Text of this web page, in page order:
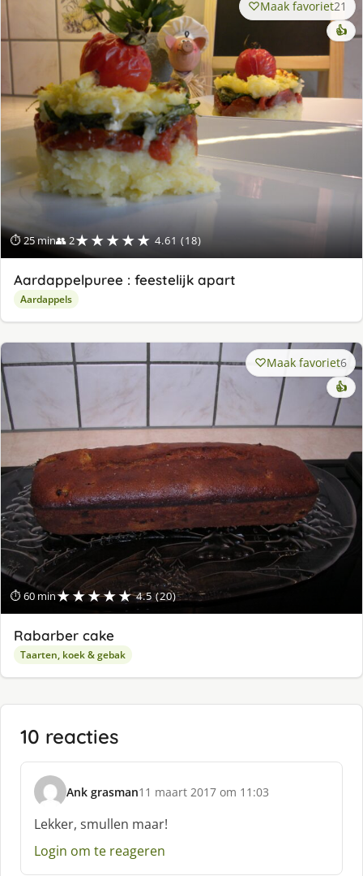
⏱ 25 min👥 2★★★★★ 4.61 (18)
Maak favoriet21
👍
Aardappelpuree : feestelijk apart
Aardappels
⏱ 60 min★★★★★ 4.5 (20)
Maak favoriet6
👍
Rabarber cake
Taarten, koek & gebak
10 reacties
Ank grasman
s
c
h
r
11 maart 2017 om 11:03
Lekker, smullen maar!
Login om te reageren